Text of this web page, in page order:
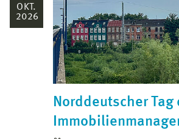
OKT.
2026
Norddeutscher Tag